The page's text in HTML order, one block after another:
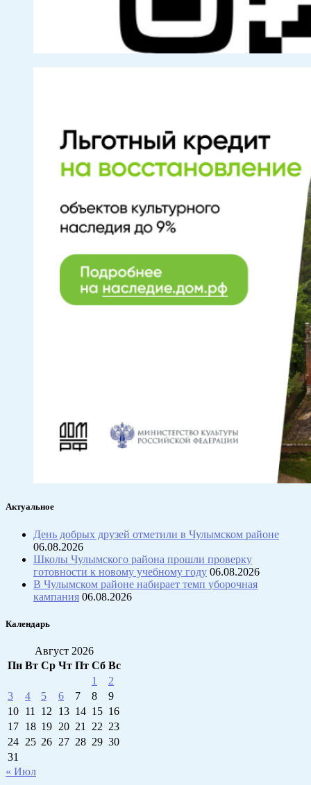
Актуальное
День добрых друзей отметили в Чулымском районе
06.08.2026
Школы Чулымского района прошли проверку
готовности к новому учебному году 06.08.2026
В Чулымском районе набирает темп уборочная
кампания 06.08.2026
Календарь
Август 2026
Пн Вт Ср Чт Пт Сб Вс
1
2
3
4 5 6 7 8
9
10 11 12 13 14 15 16
17 18 19 20 21 22 23
24 25 26 27 28 29 30
31
« Июл